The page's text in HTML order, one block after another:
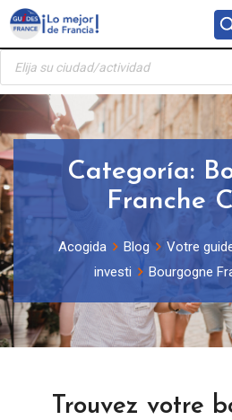
Panel de gestión de cookies
Skip
content
Búsqueda
productos
Categoría:
Franche
Acogida Blog
Votre
investi
Bourgogne
Trouvez votre